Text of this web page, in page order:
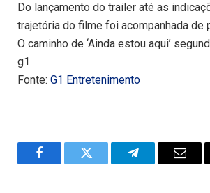
Do lançamento do trailer até as
trajetória do filme foi acompanhada de
O caminho de ‘Ainda estou aqui’
g1
Fonte: G1 Entretenimento
FacebookTwitter TelegramEmail